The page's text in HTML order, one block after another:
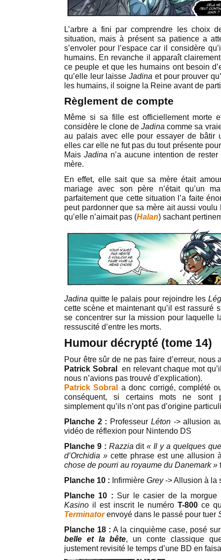
L’arbre a fini par comprendre les choix
situation, mais à présent sa patience a
s’envoler pour l’espace car il considère
humains. En revanche il apparaît
ce peuple et que les humains ont besoin
qu’elle leur laisseJadina et pour prouver
les humains, il soigne la Reine avant de
Règlement de compte
Même si sa fille est officiellement morte
considère le clone deJadina comme sa
au palais avec elle pour essayer de bâtir
elles car elle ne fut pas du tout présente
Mais Jadina n’a aucune intention de
mère.
En effet, elle sait que sa mère était
mariage avec son père n’était qu’un
parfaitement que cette situation l’a faite
peut pardonner que sa mère ait aussi voulu
qu’elle n’aimait pas (Halan) sachant
Jadina quitte le palais pour rejoindre les
cette scène et maintenant qu’il est rassuré
se concentrer sur la mission pour laquelle
ressuscité d’entre les morts.
Humour décrypté (tome 14)
Pour être sûr de ne pas faire d’erreur,
Patrick Sobral
en relevant chaque mot
nous n’avions pas trouvé d’explication).
Patrick Sobral
a donc corrigé, complété
conséquent, si certains mots ne sont
simplement qu’ils n’ont pas d’origine
Planche 2 : Professeur Léton-> allusion
vidéo de réflexion pour Nintendo DS
Planche 9 : Razzia dit« Il y a quelques
d’Orchidia » cette phrase est une allusion
chose de pourri au royaume du Danemark »
Planche 10 : Infirmière Grey-> Allusion à la
Planche 10 : Sur le casier de la
Kasino il est inscrit le numéro T-800 ce
Terminatorenvoyé dans le passé pour tuer
Planche 18 : A la cinquième case, posé
belle et la bête, un conte classique
justement revisité le temps d’une BD en